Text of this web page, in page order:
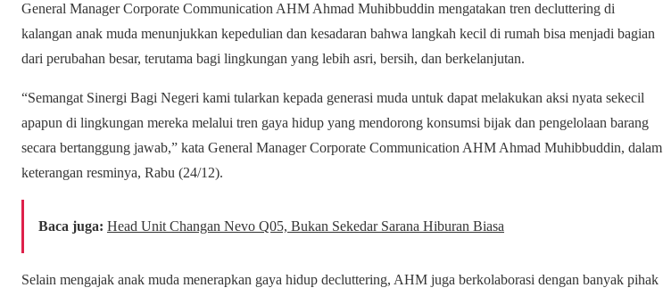
General Manager Corporate Communication AHM Ahmad Muhibbuddin mengatakan tren decluttering di
kalangan anak muda menunjukkan kepedulian dan kesadaran bahwa langkah kecil di rumah bisa menjadi bagian
dari perubahan besar, terutama bagi lingkungan yang lebih asri, bersih, dan berkelanjutan.
“Semangat Sinergi Bagi Negeri kami tularkan kepada generasi muda untuk dapat melakukan aksi nyata sekecil
apapun di lingkungan mereka melalui tren gaya hidup yang mendorong konsumsi bijak dan pengelolaan barang
secara bertanggung jawab,” kata General Manager Corporate Communication AHM Ahmad Muhibbuddin, dalam
keterangan resminya, Rabu (24/12).
Baca juga: Head Unit Changan Nevo Q05, Bukan Sekedar Sarana Hiburan Biasa
Selain mengajak anak muda menerapkan gaya hidup decluttering, AHM juga berkolaborasi dengan banyak pihak